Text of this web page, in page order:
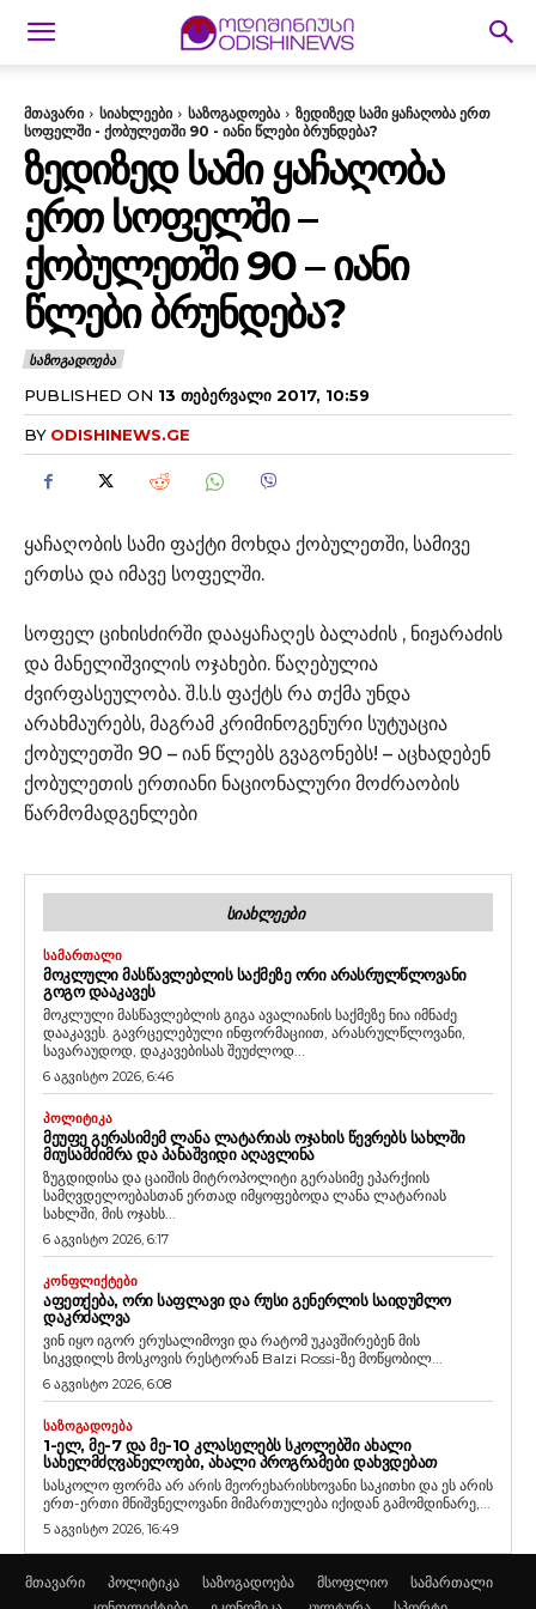
მთავარი სიახლეები საზოგადოება
ზედიზედ სამი ყაჩაღობა ერთ
სოფელში - ქობულეთში 90 - იანი წლები ბრუნდება?
ᲖᲔᲓᲘᲖᲔᲓ ᲡᲐᲛᲘ ᲧᲐᲩᲐᲦᲝᲑᲐ
ᲔᲠᲗ ᲡᲝᲤᲔᲚᲨᲘ –
ᲥᲝᲑᲣᲚᲔᲗᲨᲘ 90 – ᲘᲐᲜᲘ
ᲬᲚᲔᲑᲘ ᲑᲠᲣᲜᲓᲔᲑᲐ?
ᲡᲐᲖᲝᲒᲐᲓᲝᲔᲑᲐ
PUBLISHED ON 13 ᲗᲔᲑᲔᲠᲕᲐᲚᲘ 2017, 10:59
BY ODISHINEWS.GE
ყაჩაღობის სამი ფაქტი მოხდა ქობულეთში, სამივე
ერთსა და იმავე სოფელში.
სოფელ ციხისძირში დააყაჩაღეს ბალაძის , ნიჟარაძის
და მანელიშვილის ოჯახები. წაღებულია
ძვირფასეულობა. შ.ს.ს ფაქტს რა თქმა უნდა
არახმაურებს, მაგრამ კრიმინოგენური სუტუაცია
ქობულეთში 90 – იან წლებს გვაგონებს! – აცხადებენ
ქობულეთის ერთიანი ნაციონალური მოძრაობის
წარმომადგენლები
ᲡᲘᲐᲮᲚᲔᲔᲑᲘ
ᲡᲐᲛᲐᲠᲗᲐᲚᲘ
ᲛᲝᲙᲚᲣᲚᲘ ᲛᲐᲡᲬᲐᲕᲚᲔᲑᲚᲘᲡ ᲡᲐᲥᲛᲔᲖᲔ ᲝᲠᲘ ᲐᲠᲐᲡᲠᲣᲚᲬᲚᲝᲕᲐᲜᲘ
ᲒᲝᲒᲝ ᲓᲐᲐᲙᲐᲕᲔᲡ
მოკლული მასწავლებლის გიგა ავალიანის საქმეზე ნია იმნაძე
დააკავეს. გავრცელებული ინფორმაციით, არასრულწლოვანი,
სავარაუდოდ, დაკავებისას შეუძლოდ...
6 აგვისტო 2026, 6:46
ᲞᲝᲚᲘᲢᲘᲙᲐ
ᲛᲔᲣᲤᲔ ᲒᲔᲠᲐᲡᲘᲛᲔᲛ ᲚᲐᲜᲐ ᲚᲐᲢᲐᲠᲘᲐᲡ ᲝᲯᲐᲮᲘᲡ ᲬᲔᲕᲠᲔᲑᲡ ᲡᲐᲮᲚᲨᲘ
ᲛᲘᲣᲡᲐᲛᲫᲘᲛᲠᲐ ᲓᲐ ᲞᲐᲜᲐᲨᲕᲘᲓᲘ ᲐᲦᲐᲕᲚᲘᲜᲐ
ზუგდიდისა და ცაიშის მიტროპოლიტი გერასიმე ეპარქიის
სამღვდელოებასთან ერთად იმყოფებოდა ლანა ლატარიას
სახლში, მის ოჯახს...
6 აგვისტო 2026, 6:17
ᲙᲝᲜᲤᲚᲘᲥᲢᲔᲑᲘ
ᲐᲤᲔᲗᲥᲔᲑᲐ, ᲝᲠᲘ ᲡᲐᲤᲚᲐᲕᲘ ᲓᲐ ᲠᲣᲡᲘ ᲒᲔᲜᲔᲠᲚᲘᲡ ᲡᲐᲘᲓᲣᲛᲚᲝ
ᲓᲐᲙᲠᲫᲐᲚᲕᲐ
ვინ იყო იგორ ერუსალიმოვი და რატომ უკავშირებენ მის
სიკვდილს მოსკოვის რესტორან Balzi Rossi-ზე მოწყობილ...
6 აგვისტო 2026, 6:08
ᲡᲐᲖᲝᲒᲐᲓᲝᲔᲑᲐ
1-ᲔᲚ, ᲛᲔ-7 ᲓᲐ ᲛᲔ-10 ᲙᲚᲐᲡᲔᲚᲔᲑᲡ ᲡᲙᲝᲚᲔᲑᲨᲘ ᲐᲮᲐᲚᲘ
ᲡᲐᲮᲔᲚᲛᲫᲦᲕᲐᲜᲔᲚᲝᲔᲑᲘ, ᲐᲮᲐᲚᲘ ᲞᲠᲝᲒᲠᲐᲛᲔᲑᲘ ᲓᲐᲮᲕᲓᲔᲑᲐᲗ
სასკოლო ფორმა არ არის მეორეხარისხოვანი საკითხი და ეს არის
ერთ-ერთი მნიშვნელოვანი მიმართულება იქიდან გამომდინარე,...
5 აგვისტო 2026, 16:49
მთავარი პოლიტიკა საზოგადოება მსოფლიო
სამართალი